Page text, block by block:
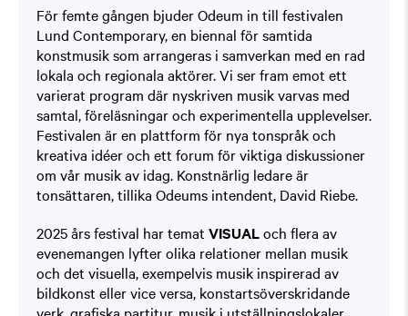
För femte gången bjuder Odeum in till festivalen
Lund Contemporary, en biennal för samtida
konstmusik som arrangeras i samverkan med en rad
lokala och regionala aktörer. Vi ser fram emot ett
varierat program där nyskriven musik varvas med
samtal, föreläsningar och experimentella upplevelser.
Festivalen är en plattform för nya tonspråk och
kreativa idéer och ett forum för viktiga diskussioner
om vår musik av idag. Konstnärlig ledare är
tonsättaren, tillika Odeums intendent, David Riebe.
2025 års festival har temat VISUALoch flera av
evenemangen lyfter olika relationer mellan musik
och det visuella, exempelvis musik inspirerad av
bildkonst eller vice versa, konstartsöverskridande